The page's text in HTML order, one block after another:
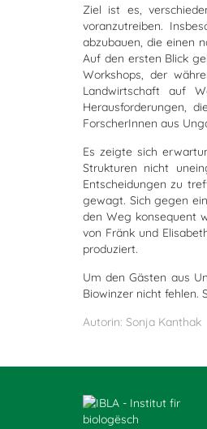
Ziel ist es,
voranzutreiben.
abzubauen, die einen
Auf den ersten Blick
Workshops, der
Landwirtschaft auf
Herausforderungen,
ForscherInnen aus
Es zeigte sich
Strukturen nicht
Entscheidungen zu
gewagt. Sich gegen
den Weg konsequent
von Fränk und
produziert.
Um den Gästen aus
Biowinzer nicht fehlen.
Autorin: Sonja Kanthak